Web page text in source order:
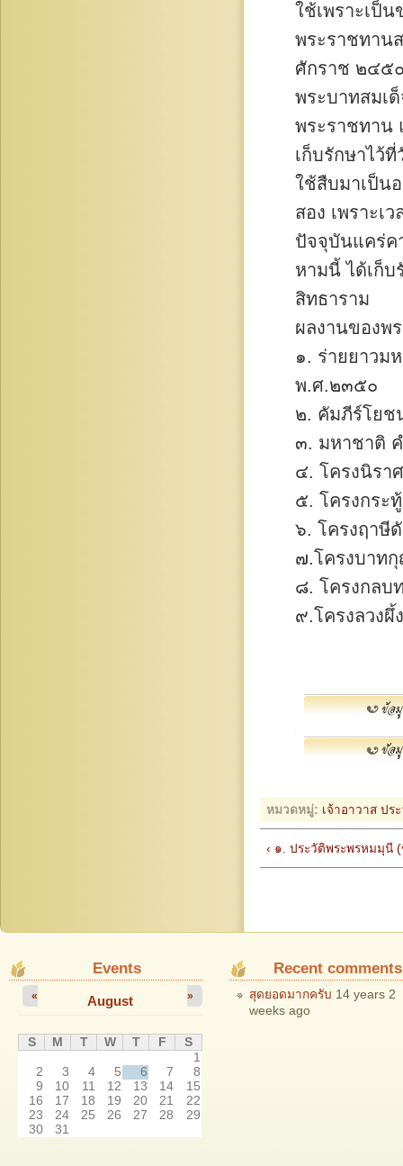
ใช้เพราะเป็น
พระราชทาน
ศักราช ๒๔๕
พระบาทสมเ
พระราชทาน
เก็บรักษาไว้
ใช้สืบมาเป็น
สอง เพราะเ
ปัจจุบันแคร่ค
หามนี้ ได้เก็
สิทธาราม
ผลงานของพ
๑. ร่ายยาว
พ.ศ.๒๓๕๐
๒. คัมภีร์โย
๓. มหาชาติ
๔. โครงนิรา
๕. โครงกระ
๖. โครงฤาษี
๗.โครงบาท
๘. โครงกลบ
๙.โครงลวงผึ้ง
หมวดหมู่: เจ้าอาวาส ปร
‹ ๑. ประวัติพระพรหมมุนี
Events
August
« »
S M T W T F
S
1
2
3 4 5 6 7
8
9
10 11 12 13 14
15
16
17 18 19 20 21
22
23
24 25 26 27 28
29
30
31
Recent comments
สุดยอดมากครับ 14 years 2
weeks ago